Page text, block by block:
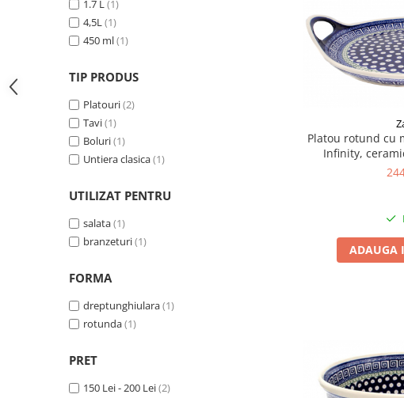
Colectia Wild Hearts
Colectia Blue Spring
1.7 L(1)
4,5L(1)
450 ml(1)
TIP PRODUS
Platouri(2)
Tavi(1)
Boluri(1)
Untiera clasica(1)
UTILIZAT PENTRU
salata(1)
branzeturi(1)
FORMA
dreptunghiulara(1)
rotunda(1)
PRET
150 Lei - 200 Lei(2)
Platou rotund cu
Infinity,
manual,
ADAUGA